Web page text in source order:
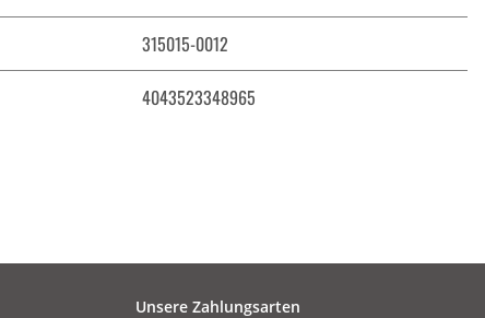
315015-0012
4043523348965
Unsere Zahlungsarten